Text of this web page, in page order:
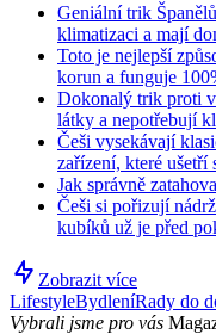
Geniální trik
klimatizaci a mají
Toto je nejlepší
korun a funguje
Dokonalý trik proti
látky a nepotřebují
Češi vysekávají
zařízení, které ušetří
Jak správně
Češi si pořizují
kubíků už je před
Zobrazit více
LifestyleBydleníRady do
Vybrali jsme pro vás